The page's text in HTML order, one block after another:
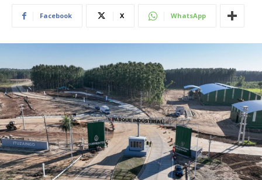
Facebook X WhatsApp